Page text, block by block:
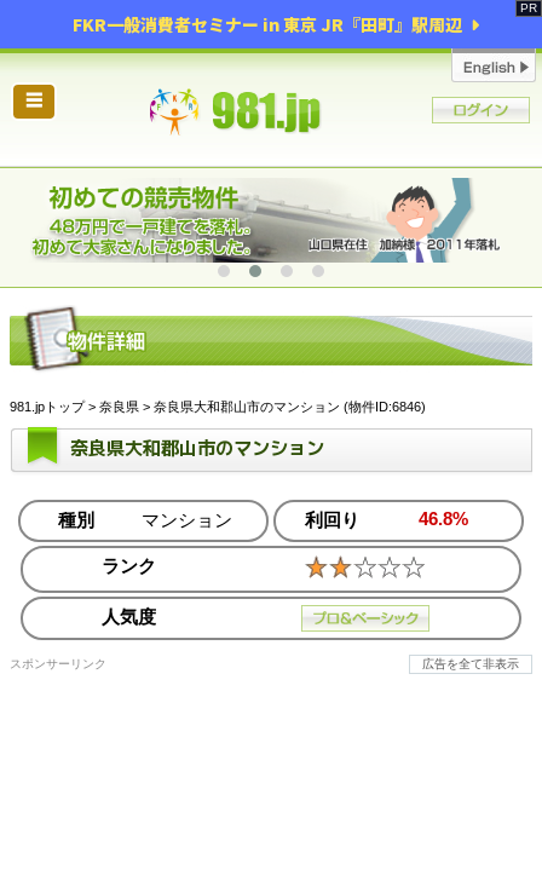
FKR一般消費者セミナー in 東京 JR『田町』駅周辺
☰
981.jpトップ> 奈良県 > 奈良県大和郡山市のマンション (物件ID:6846)
奈良県大和郡山市のマンション
種別 マンション 利回り 46.8%
ランク
人気度
スポンサーリンク 広告を全て非表示